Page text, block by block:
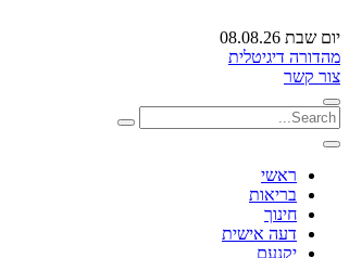
יום שבת 08.08.26
מהדורה דיגיטלית
צור קשר
ראשי
בריאות
חינוך
דעה אישית
יקנעם